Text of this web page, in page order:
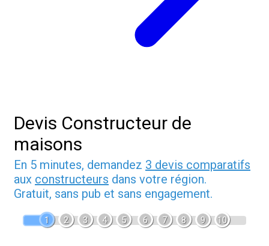
Devis Constructeur de
maisons
En 5 minutes, demandez 3 devis comparatifs
aux constructeurs dans votre région.
Gratuit, sans pub et sans engagement.
1 2 3 4 5 6 7 8 9 10